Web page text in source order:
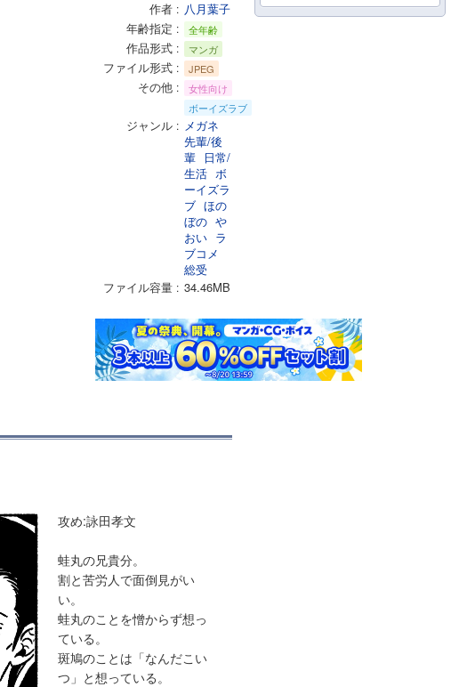
作者
八月葉子
年齢指定
全年齢
作品形式 マンガ
ファイル形式 JPEG
その他
女性向け
ボーイズラブ
ジャンル
メガネ
先輩/後
輩 日常/
生活 ボ
ーイズラ
ブ ほの
ぼの や
おい ラ
ブコメ
総受
ファイル容量
34.46MB
攻め:詠田孝文
蛙丸の兄貴分。
割と苦労人で面倒見がい
い。
蛙丸のことを憎からず想っ
ている。
斑鳩のことは「なんだこい
つ」と想っている。